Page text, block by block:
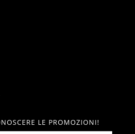
LE PROMOZIONI!